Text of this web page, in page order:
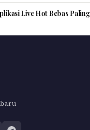
Live Hot Bebas